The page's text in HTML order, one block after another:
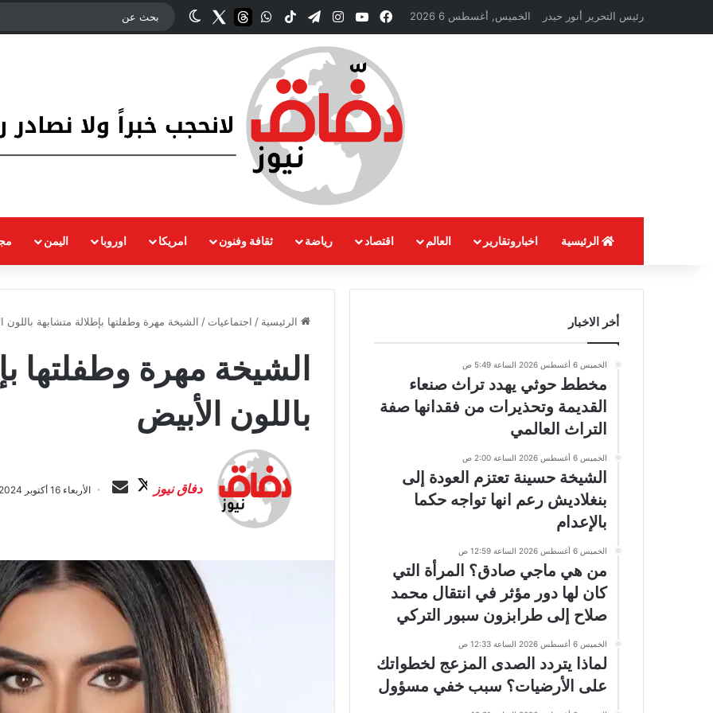
رئيس التحرير أنور حيدر الخميس, أغسطس 6 2026 فيسبوك‫YouTubeانستقرام
تيلقرام ‫TikTokواتسابthreads
Twitterالوضع المظلم
الرئيسية اخباروتقارير العالم اقتصاد رياضة ثقافة وفنون امريكا اوروبا اليمن
الرئيسية / اجتماعيات / الشيخة مهرة وطفلتها بإطلالة متشابهة باللون
الشيخة مهرة وطفلتها
باللون الأبيض
دفاق نيوز
ا
ب
ل
ى
X
ر
ي
د
ل
ك
ت
الأربعاء 16 أكتوبر 2024 الساعة 8:48 م
أخر الاخبار
الخميس 6 أغسطس 2026 الساعة 5:49 ص
مخطط حوثي يهدد تراث صنعاء
القديمة وتحذيرات من فقدانها صفة
التراث العالمي
الخميس 6 أغسطس 2026 الساعة 2:00 ص
الشيخة حسينة تعتزم العودة إلى
بنغلاديش رعم انها تواجه حكما
بالإعدام
الخميس 6 أغسطس 2026 الساعة 12:59 ص
من هي ماجي صادق؟ المرأة التي
كان لها دور مؤثر في انتقال محمد
صلاح إلى طرابزون سبور التركي
الخميس 6 أغسطس 2026 الساعة 12:33 ص
لماذا يتردد الصدى المزعج لخطواتك
على الأرضيات؟ سبب خفي مسؤول